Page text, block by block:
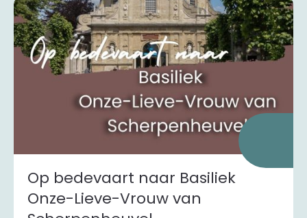
Op bedevaart naar Basiliek
Onze-Lieve-Vrouw van